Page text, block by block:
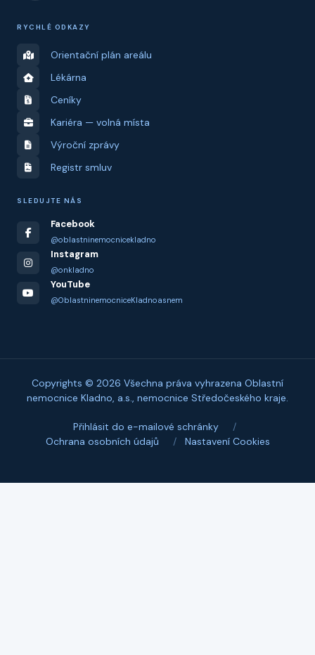
RYCHLÉ ODKAZY
Orientační plán areálu
Lékárna
Ceníky
Kariéra — volná místa
Výroční zprávy
Registr smluv
SLEDUJTE NÁS
Facebook
@oblastninemocnicekladno
Instagram
@onkladno
YouTube
@OblastninemocniceKladnoasnem
Copyrights © 2026 Všechna práva vyhrazena Oblastní
nemocnice Kladno, a.s., nemocnice Středočeského kraje.
Přihlásit do e-mailové schránky
/
Ochrana osobních údajů
/ Nastavení Cookies